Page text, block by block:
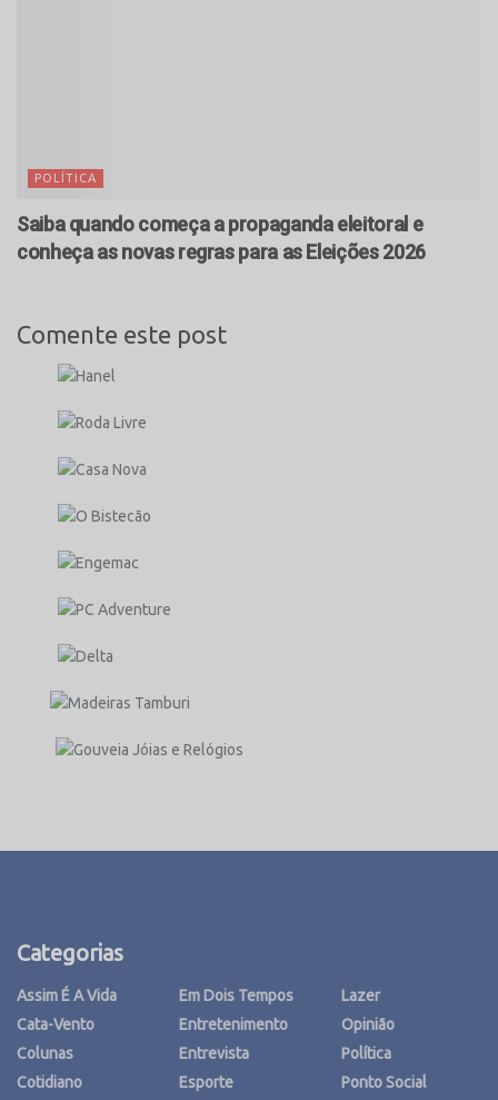
POLÍTICA
Saiba quando começa a propaganda eleitoral e
conheça as novas regras para as Eleições 2026
Comente este post
Categorias
Assim É A Vida
Cata-Vento
Colunas
Cotidiano
Em Dois Tempos
Entretenimento
Entrevista
Esporte
Lazer
Opinião
Política
Ponto Social